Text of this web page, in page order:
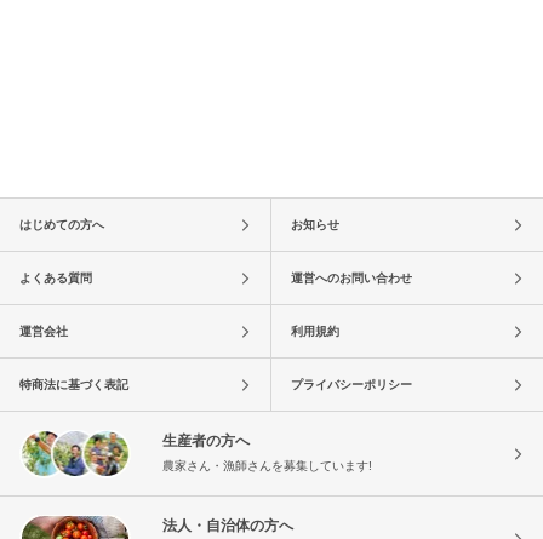
はじめての方へ お知らせ
よくある質問 運営へのお問い合わせ
運営会社 利用規約
特商法に基づく表記 プライバシーポリシー
生産者の方へ
農家さん・漁師さんを募集しています!
法人・自治体の方へ